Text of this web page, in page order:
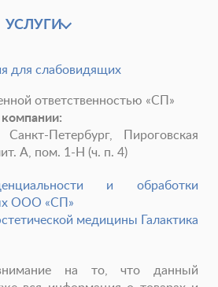
УСЛУГИ
для слабовидящих
ответственностью «СП»
Петербург, Пироговская
А, пом. 1-Н (ч. п. 4)
и обработки
ООО «СП»
медицины Галактика
на то, что данный